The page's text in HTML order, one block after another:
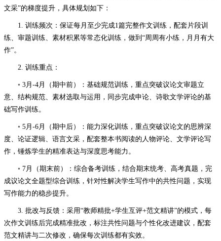
文采”的梯度提升，具体规划如下：
1. 训练频次：保证每月至少完成1篇完整作文训练，配套片段训
练、审题训练、素材积累等常态化训练，做到“周周有小练，月月有大
作”。
2. 训练重点：
◦ 3月-4月（期中前）：基础规范训练，重点突破议论文审题立
意、结构规范、素材选取与运用，同步完成申论、诗歌文学评论的基
础写作训练。
◦ 5月-6月（期中后）：能力深化训练，重点突破议论文的思辨深
度、论证逻辑、语言文采，配套整本书阅读的人物评论、文学评论写
作，锤炼学生的精准表达与深度思考能力。
◦ 7月（期末前）：综合备考训练，结合期末统考、高考真题，完
成议论文全题型综合训练，针对性解决学生写作中的共性问题，实现
写作能力的稳步提升。
3. 批改与反馈：采用“教师精批+学生互评+范文精讲”的模式，每
次作文训练后完成精准批改，标注共性问题与个性化改进建议，配套
范文精讲与二次修改，确保每次训练都有实效。